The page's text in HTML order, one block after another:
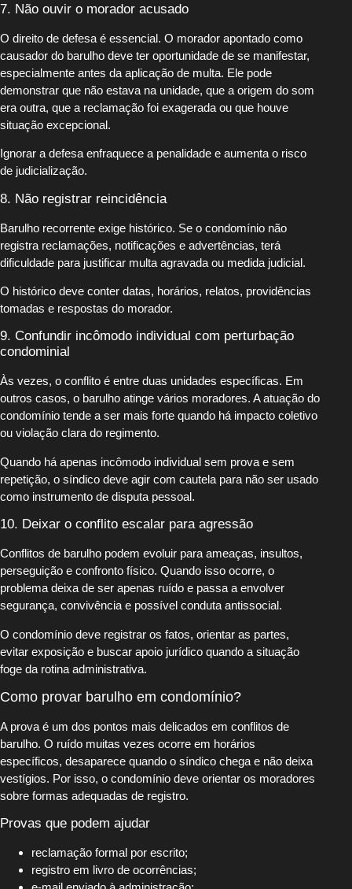
7. Não ouvir o morador acusado
O direito de defesa é essencial. O morador apontado como
causador do barulho deve ter oportunidade de se manifestar,
especialmente antes da aplicação de multa. Ele pode
demonstrar que não estava na unidade, que a origem do som
era outra, que a reclamação foi exagerada ou que houve
situação excepcional.
Ignorar a defesa enfraquece a penalidade e aumenta o risco
de judicialização.
8. Não registrar reincidência
Barulho recorrente exige histórico. Se o condomínio não
registra reclamações, notificações e advertências, terá
dificuldade para justificar multa agravada ou medida judicial.
O histórico deve conter datas, horários, relatos, providências
tomadas e respostas do morador.
9. Confundir incômodo individual com perturbação
condominial
Às vezes, o conflito é entre duas unidades específicas. Em
outros casos, o barulho atinge vários moradores. A atuação do
condomínio tende a ser mais forte quando há impacto coletivo
ou violação clara do regimento.
Quando há apenas incômodo individual sem prova e sem
repetição, o síndico deve agir com cautela para não ser usado
como instrumento de disputa pessoal.
10. Deixar o conflito escalar para agressão
Conflitos de barulho podem evoluir para ameaças, insultos,
perseguição e confronto físico. Quando isso ocorre, o
problema deixa de ser apenas ruído e passa a envolver
segurança, convivência e possível conduta antissocial.
O condomínio deve registrar os fatos, orientar as partes,
evitar exposição e buscar apoio jurídico quando a situação
foge da rotina administrativa.
Como provar barulho em condomínio?
A prova é um dos pontos mais delicados em conflitos de
barulho. O ruído muitas vezes ocorre em horários
específicos, desaparece quando o síndico chega e não deixa
vestígios. Por isso, o condomínio deve orientar os moradores
sobre formas adequadas de registro.
Provas que podem ajudar
reclamação formal por escrito;
registro em livro de ocorrências;